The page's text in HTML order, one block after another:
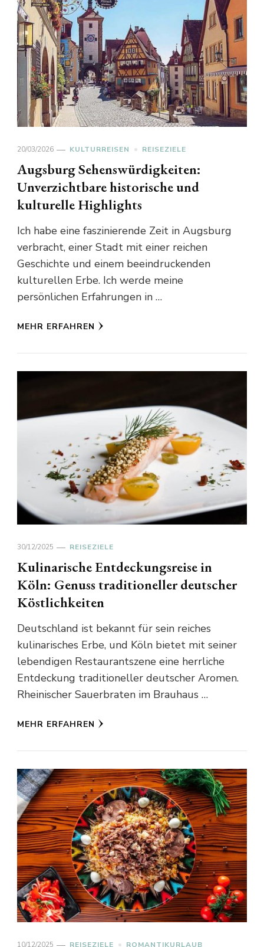
20/03/2026 KULTURREISEN REISEZIELE
Augsburg Sehenswürdigkeiten:
Unverzichtbare historische und
kulturelle Highlights
Ich habe eine faszinierende Zeit in Augsburg
verbracht, einer Stadt mit einer reichen
Geschichte und einem beeindruckenden
kulturellen Erbe. Ich werde meine
persönlichen Erfahrungen in …
MEHR ERFAHREN
30/12/2025 REISEZIELE
Kulinarische Entdeckungsreise in
Köln: Genuss traditioneller deutscher
Köstlichkeiten
Deutschland ist bekannt für sein reiches
kulinarisches Erbe, und Köln bietet mit seiner
lebendigen Restaurantszene eine herrliche
Entdeckung traditioneller deutscher Aromen.
Rheinischer Sauerbraten im Brauhaus …
MEHR ERFAHREN
10/12/2025 REISEZIELE ROMANTIKURLAUB